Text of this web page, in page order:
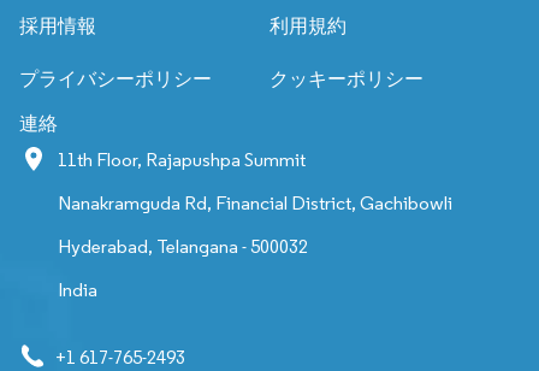
採用情報 利用規約
プライバシーポリシー クッキーポリシー
連絡
11th Floor, Rajapushpa Summit
Nanakramguda Rd, Financial District, Gachibowli
Hyderabad, Telangana - 500032
India
+1 617-765-2493